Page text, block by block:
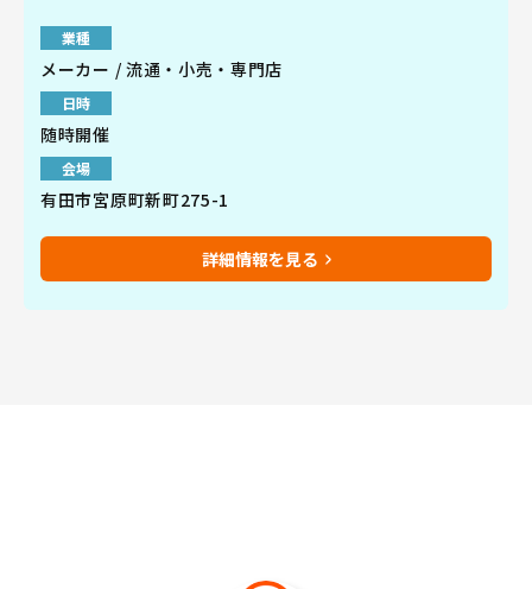
業種
メーカー / 流通・小売・専門店
日時
随時開催
会場
有田市宮原町新町275-1
詳細情報を見る